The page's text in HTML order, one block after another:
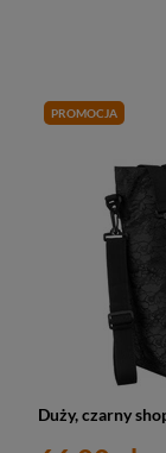
PROMOCJA